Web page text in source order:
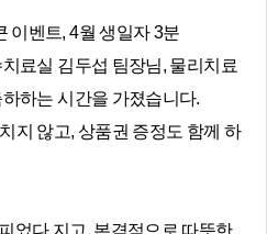
이벤트, 4월 생일자 3분
료실 김두섭 팀장님, 물리치료
하는 시간을 가졌습니다.
지 않고, 상품권 증정도 함께 하
었다 지고, 본격적으로 따뜻한